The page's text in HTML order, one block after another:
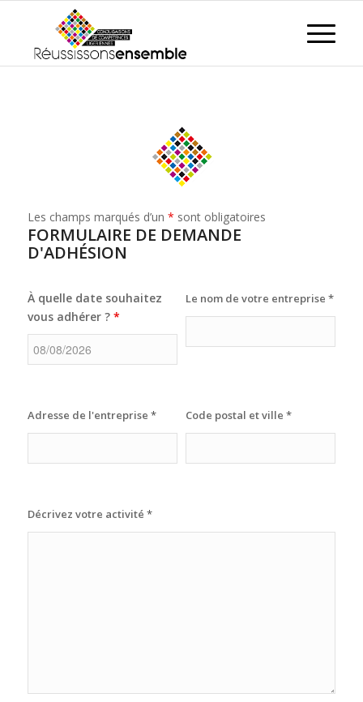
Les champs marqués d’un * sont obligatoires
FORMULAIRE DE DEMANDE
D'ADHÉSION
À quelle date souhaitez
vous adhérer ? *
Le nom de votre entreprise *
Adresse de l'entreprise * Code postal et ville *
Décrivez votre activité *